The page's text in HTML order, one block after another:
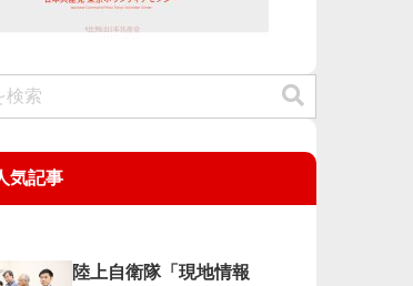
気記事
陸上自衛隊「現地情報